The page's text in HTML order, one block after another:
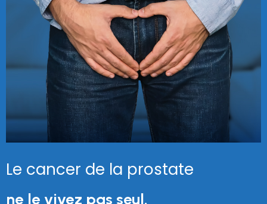
Le cancer de la prostate
ne le vivez pas seul.